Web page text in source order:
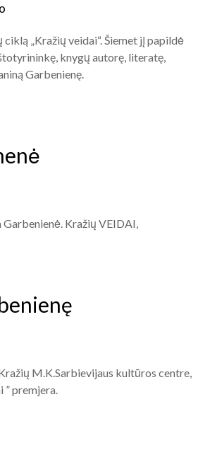
„Kražių veidai“. Šiemet jį papildė
knygų autorę, literatę,
Garbenienę.
Garbenienė. Kražių VEIDAI,
M.K.Sarbievijaus kultūros centre,
” premjera.